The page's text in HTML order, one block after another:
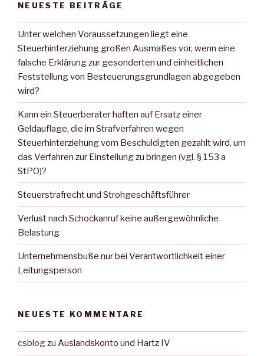
NEUESTE BEITRÄGE
Unter welchen Voraussetzungen liegt eine
Steuerhinterziehung großen Ausmaßes vor, wenn eine
falsche Erklärung zur gesonderten und einheitlichen
Feststellung von Besteuerungsgrundlagen abgegeben
wird?
Kann ein Steuerberater haften auf Ersatz einer
Geldauflage, die im Strafverfahren wegen
Steuerhinterziehung vom Beschuldigten gezahlt wird, um
das Verfahren zur Einstellung zu bringen (vgl. § 153 a
StPO)?
Steuerstrafrecht und Strohgeschäftsführer
Verlust nach Schockanruf keine außergewöhnliche
Belastung
Unternehmensbuße nur bei Verantwortlichkeit einer
Leitungsperson
NEUESTE KOMMENTARE
csblogzu Auslandskonto und Hartz IV